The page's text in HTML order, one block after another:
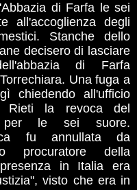
di Farfa le sei
all'accoglienza degli
Stanche dello
decisero di lasciare
di Farfa
Una fuga a
chiedendo all'ufficio
Rieti la revoca del
per le sei suore.
fu annullata da
procuratore della
in Italia era
visto che era in